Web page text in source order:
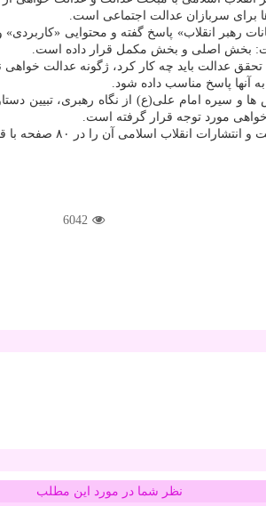
برای سربازان عدالت اجتماعی است.
رهبر انقلاب» پاسخ گفته و محتوایی
بخش اصلی و بخش مكمل قرار داده است.
عدالت باید چه كار كرد، ژگونه عدالت
آنها پاسخ مناسب داده شود.
سیره امام علی(ع) از نگاه رهبری، تبیین
مورد توجه قرار گرفته است.
صفحه با قیمت ۸۵۰۰ تومان روانه بازار كرده است.
6042
نظر شما در مورد این مطلب